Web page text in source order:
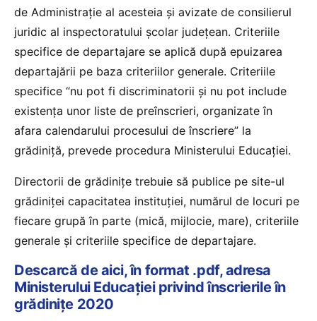
de Administrație al acesteia și avizate de consilierul
juridic al inspectoratului școlar județean. Criteriile
specifice de departajare se aplică după epuizarea
departajării pe baza criteriilor generale. Criteriile
specifice “nu pot fi discriminatorii și nu pot include
existența unor liste de preînscrieri, organizate în
afara calendarului procesului de înscriere” la
grădiniță, prevede procedura Ministerului Educației.
Directorii de grădinițe trebuie să publice pe site-ul
grădiniței capacitatea instituției, numărul de locuri pe
fiecare grupă în parte (mică, mijlocie, mare), criteriile
generale și criteriile specifice de departajare.
Descarcă de aici, în format .pdf, adresa
Ministerului Educației privind înscrierile în
grădinițe 2020